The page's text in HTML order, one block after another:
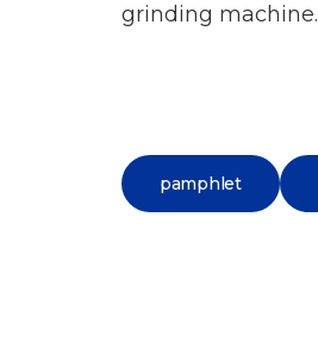
grinding machine.
pamphlet